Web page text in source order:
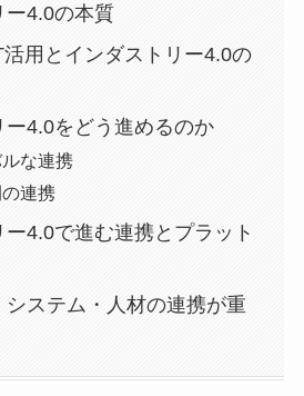
ー4.0の本質
用とインダストリー4.0の
ー4.0をどう進めるのか
な連携
連携
4.0で進む連携とプラット
ステム・人材の連携が重